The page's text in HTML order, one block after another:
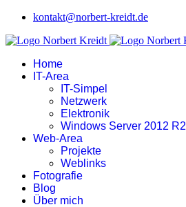
kontakt@norbert-kreidt.de
Home
IT-Area
IT-Simpel
Netzwerk
Elektronik
Windows Server 2012 R2
Web-Area
Projekte
Weblinks
Fotografie
Blog
Über mich